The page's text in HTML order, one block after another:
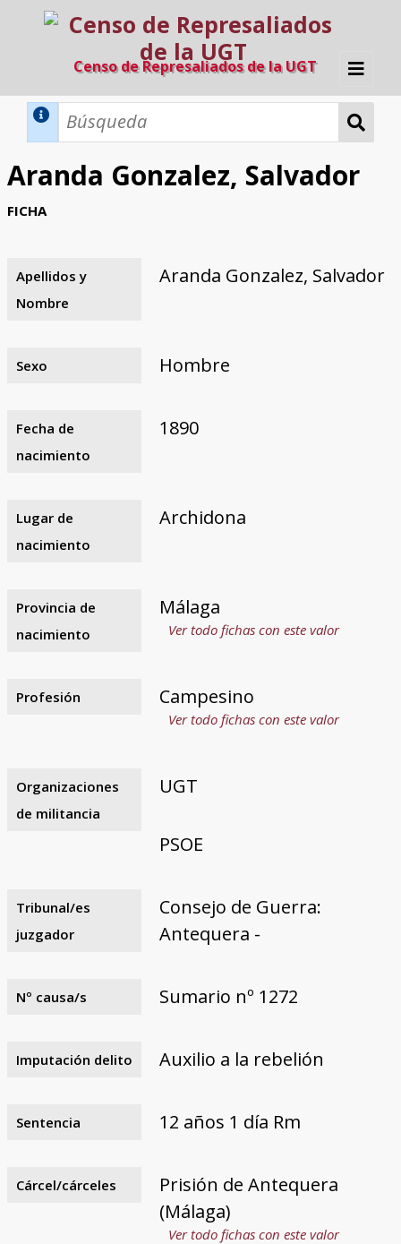
Censo de Represaliados de la UGT
Inicio
Búsqueda Dinámica
Búsqueda Avanzada
Razones y objetivos
El equipo
Colaboradores
Fuentes documentales
Aranda Gonzalez, Salvador
FICHA
Apellidos y
Nombre
Aranda Gonzalez, Salvador
Sexo Hombre
Fecha de
nacimiento
1890
Lugar de
nacimiento
Archidona
Provincia de
nacimiento
Málaga
Ver todo fichas con este valor
Profesión Campesino
Ver todo fichas con este valor
Organizaciones
de militancia
UGT
PSOE
Tribunal/es
juzgador
Consejo de Guerra:
Antequera -
Nº causa/s Sumario nº 1272
Imputación delito Auxilio a la rebelión
Sentencia 12 años 1 día Rm
Cárcel/cárceles
Prisión de Antequera
(Málaga)
Ver todo fichas con este valor